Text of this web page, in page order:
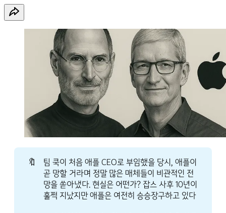
🔖
팀 쿡이 처음 애플 CEO로 부임했을 당시, 애플이
곧 망할 거라며 정말 많은 매체들이 비관적인 전
망을 쏟아냈다. 현실은 어떤가? 잡스 사후 10년이
훌쩍 지났지만 애플은 여전히 승승장구하고 있다